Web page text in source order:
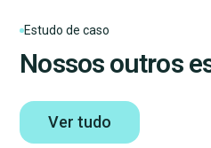
Estudo de caso
Nossos outros
Ver tudo